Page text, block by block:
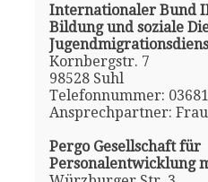
Internationaler Bund
Bildung und soziale
Jugendmigrationsdiens
Kornbergstr. 7
98528 Suhl
Telefonnummer:
Ansprechpartner:
Pergo Gesellschaft für
Personalentwicklung